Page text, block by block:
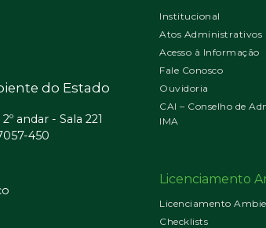
do Estado
andar - Sala 221
450
Institucional
Atos Administrativos
Acesso à Informação
Fale Conosco
Ouvidoria
CAI – Conselho de
IMA
Licenciamento
Licenciamento
Checklists